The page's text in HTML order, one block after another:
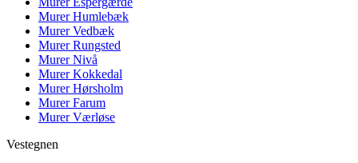
MurerHumlebæk
MurerVedbæk
MurerRungsted
MurerNivå
MurerKokkedal
MurerHørsholm
MurerFarum
MurerVærløse
Vestegnen